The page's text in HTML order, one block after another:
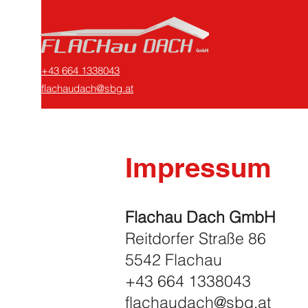
+43 664 1338043
flachaudach@sbg.at
Impressum
Flachau Dach GmbH
Reitdorfer Straße 86
5542 Flachau
+43 664 1338043
flachaudach@sbg.at